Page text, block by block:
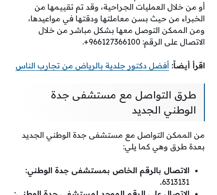
أو من خلال العمليات الجراحية، وقد تم تقييمها من
الخبراء من حيث بسن معاملتها ودقتها في مواعيدها،
ومن الممكن التوصل معها بشكل مباشر من خلال
الاتصال على الرقم: 966127366100+.
اقرأ أيضاً: أفضل دكتور جلدية بالرياض من تجارب الناس
طرق التواصل مع مستشفى جدة
الوطني الجديد
من الممكن التواصل مع مستشفى جدة الوطني الجديد
بعدة طرق وهي كما يلي:
الاتصال بالرقم الخاص بمستشفى جدة الوطني:
6313131
.